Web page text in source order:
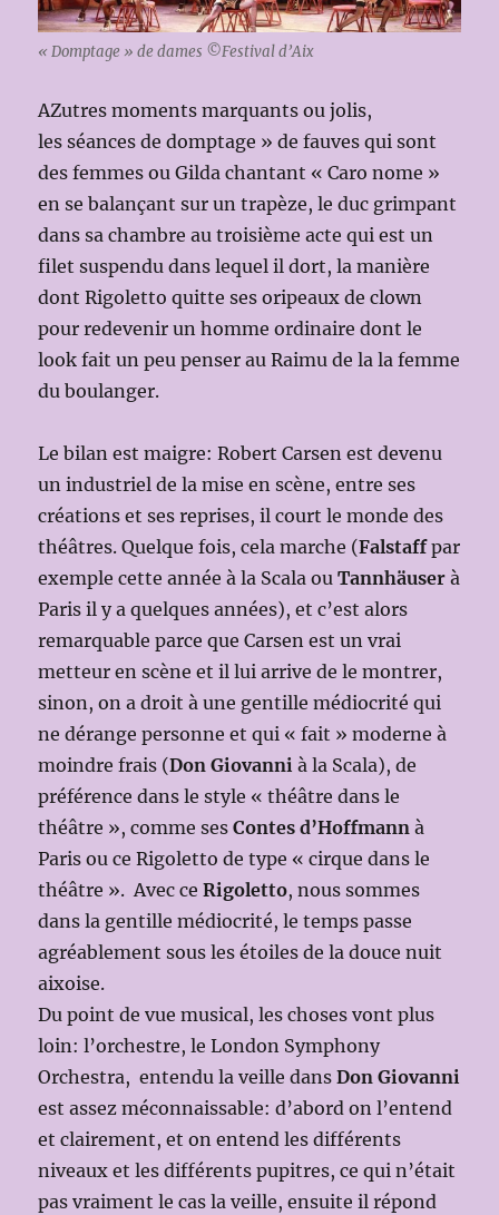
« Domptage » de dames ©Festival d’Aix
AZutres moments marquants ou jolis,
les séances de domptage » de fauves qui sont
des femmes ou Gilda chantant « Caro nome »
en se balançant sur un trapèze, le duc grimpant
dans sa chambre au troisième acte qui est un
filet suspendu dans lequel il dort, la manière
dont Rigoletto quitte ses oripeaux de clown
pour redevenir un homme ordinaire dont le
look fait un peu penser au Raimu de la la femme
du boulanger.
Le bilan est maigre: Robert Carsen est devenu
un industriel de la mise en scène, entre ses
créations et ses reprises, il court le monde des
théâtres. Quelque fois, cela marche (Falstaffpar
exemple cette année à la Scala ouTannhäuser à
Paris il y a quelques années), et c’est alors
remarquable parce que Carsen est un vrai
metteur en scène et il lui arrive de le montrer,
sinon, on a droit à une gentille médiocrité qui
ne dérange personne et qui « fait » moderne à
moindre frais (Don Giovanni à la Scala), de
préférence dans le style « théâtre dans le
théâtre », comme sesContes d’Hoffmann à
Paris ou ce Rigoletto de type « cirque dans le
théâtre ». Avec ceRigoletto, nous sommes
dans la gentille médiocrité, le temps passe
agréablement sous les étoiles de la douce nuit
aixoise.
Du point de vue musical, les choses vont plus
loin: l’orchestre, le London Symphony
Orchestra, entendu la veille dansDon Giovanni
est assez méconnaissable: d’abord on l’entend
et clairement, et on entend les différents
niveaux et les différents pupitres, ce qui n’était
pas vraiment le cas la veille, ensuite il répond